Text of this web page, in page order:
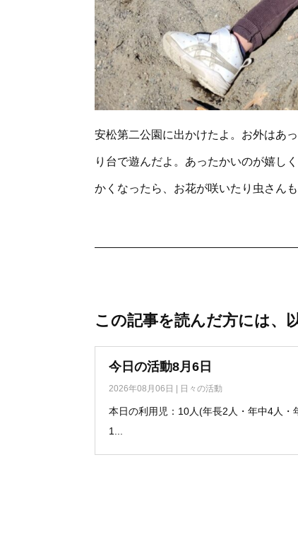
安松第二公園に出かけたよ。お外はあ
り台で遊んだよ。あったかいのが嬉し
かくなったら、お花が咲いたり虫さん
この記事を読んだ方には、
今日の活動8月6日
2026年08月06日 日々の活動
本日の利用児：10人(年長2人・年中4人・
1...